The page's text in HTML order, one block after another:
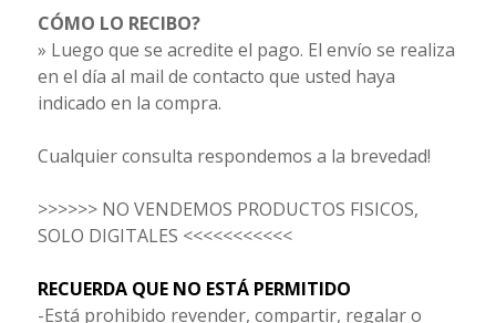
CÓMO LO RECIBO?
» Luego que se acredite el pago. El envío se realiza
en el día al mail de contacto que usted haya
indicado en la compra.
Cualquier consulta respondemos a la brevedad!
>>>>>> NO VENDEMOS PRODUCTOS FISICOS,
SOLO DIGITALES <<<<<<<<<<<
RECUERDA QUE NO ESTÁ PERMITIDO
-Está prohibido revender, compartir, regalar o